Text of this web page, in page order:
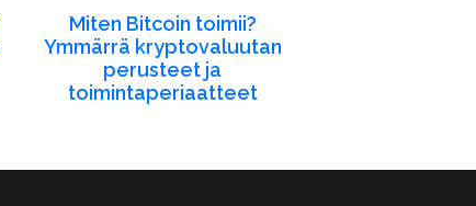
Miten Bitcoin toimii?
Ymmärrä kryptovaluutan
perusteet ja
toimintaperiaatteet